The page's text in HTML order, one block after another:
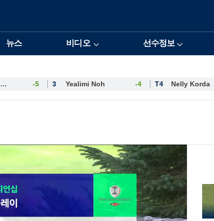
뉴스 비디오 선수정보
Esther Henseleit -5 3 Yealimi Noh -4 T4 Nelly Korda